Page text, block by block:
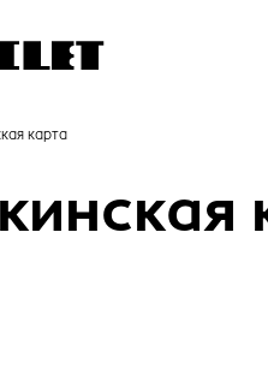
карта